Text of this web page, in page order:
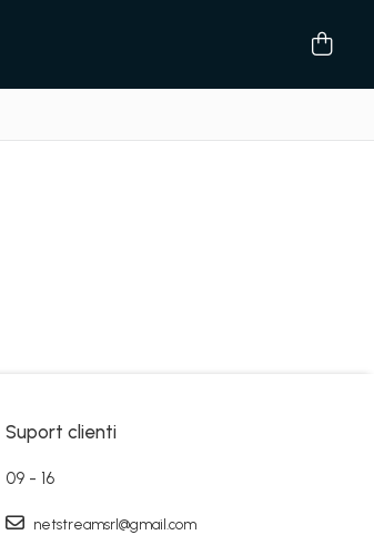
Suport clienti
09 - 16
netstreamsrl@gmail.com